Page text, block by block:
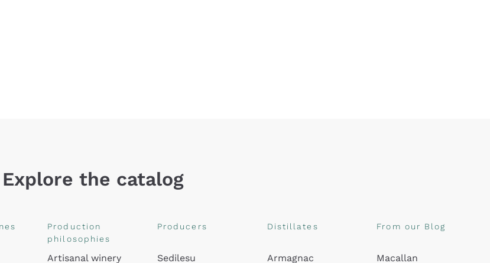
Explore the catalog
Production
philosophies
Artisanal winery
Producers
Sedilesu
Distillates
Armagnac
From our Blog
Macallan